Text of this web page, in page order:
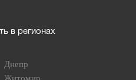
в регионах
Днепр